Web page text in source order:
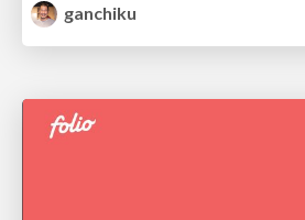
ganchiku